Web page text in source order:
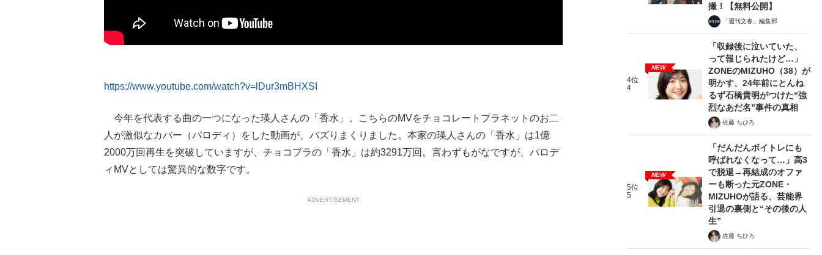
https://www.youtube.com/watch?v=lDur3mBHXSI
今年を代表する曲の一つになった瑛人さんの「香水」。こちらのMVをチョコレートプラネットのお二
人が激似なカバー（パロディ）をした動画が、バズりまくりました。本家の瑛人さんの「香水」は1億
2000万回再生を突破していますが、チョコプラの「香水」は約3291万回。言わずもがなですが、パロデ
ィMVとしては驚異的な数字です。
ADVERTISEMENT
撮！【無料公開】
「週刊文春」編集部
4位
4
NEW
「収録後に泣いていた、
って報じられたけど…」
ZONEのMIZUHO（38）が
明かす、24年前にとんね
るず石橋貴明がつけた“強
烈なあだ名”事件の真相
佐藤 ちひろ
5位
5
NEW
「だんだんボイトレにも
呼ばれなくなって…」高3
で脱退→再結成のオファ
ーも断った元ZONE・
MIZUHOが語る、芸能界
引退の裏側と“その後の人
生”
佐藤 ちひろ